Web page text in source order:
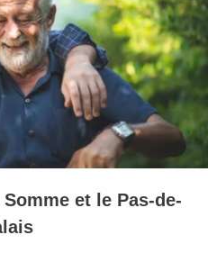
et le Pas-de-